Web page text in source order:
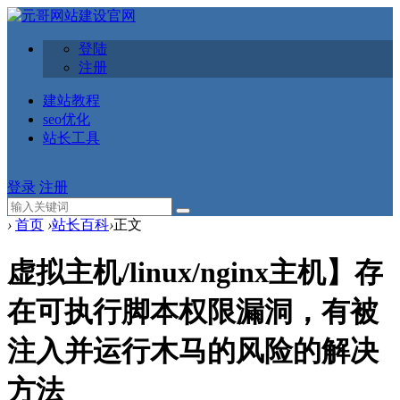
登陆
注册
建站教程
seo优化
站长工具
登录 注册
› 首页 ›站长百科›正文
虚拟主机/linux/nginx主机】存
在可执行脚本权限漏洞，有被
注入并运行木马的风险的解决
方法